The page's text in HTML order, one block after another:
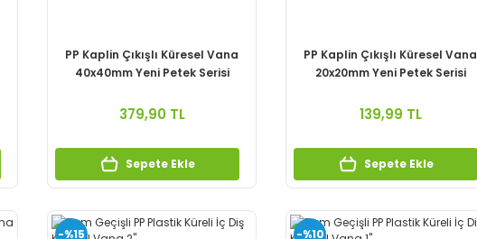
PP Kaplin Çıkışlı Küresel Vana
40x40mm Yeni Petek Serisi
379,90 TL
Sepete Ekle
PP Kaplin Çıkışlı Küresel Vana
20x20mm Yeni Petek Serisi
139,99 TL
Sepete Ekle
-%15 -%10